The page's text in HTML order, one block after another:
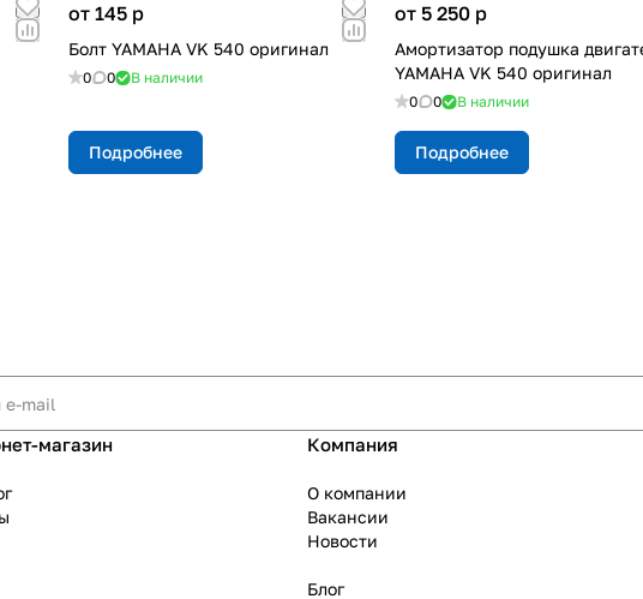
от 145 p
Болт YAMAHA VK 540 оригинал
0 0 В наличии
Подробнее
от 5 250 p
Амортизатор подушка
YAMAHA VK 540 оригинал
0 0 В наличии
Подробнее
магазин Компания
О компании
Вакансии
Новости
Блог